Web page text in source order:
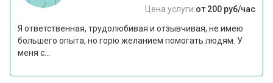
Цена услуги:от 200 руб/час
Я ответственная, трудолюбивая и отзывчивая, не имею
большего опыта, но горю желанием помогать людям. У
меня с...